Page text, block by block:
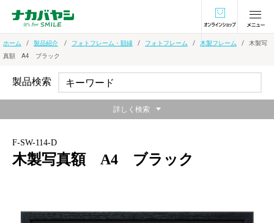
オンラインショ
ホーム 製品紹介 フォトフレーム・額縁 フォトフレーム 木製フレーム
木製写
真額 A4 ブラック
F-SW-114-D
木製写真額 A4 ブラック
製品検索
詳しく検索